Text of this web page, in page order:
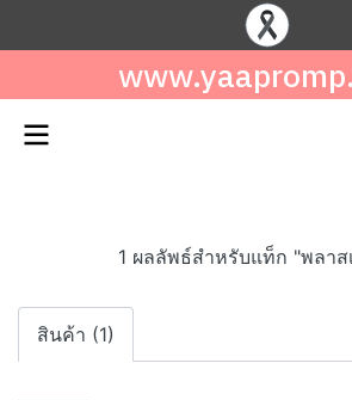
1 ผลลัพธ์สำหรับแท็ก "พลาส
สินค้า (1)